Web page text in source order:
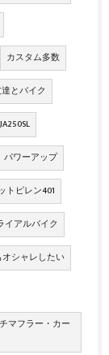
カスタム多数
とバイク
パワーアップ
トピレン401
イアルバイク
シャレしたい
マフラー・カー